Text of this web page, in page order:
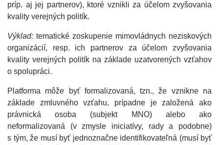
príp. aj jej partnerov), ktoré vznikli za účelom zvyšovania
kvality verejných politík.
Výklad: tematické zoskupenie mimovládnych neziskových
organizácií, resp. ich partnerov za účelom zvyšovania
kvality verejných politík na základe uzatvorených vzťahov
o spolupráci.
Platforma môže byť formalizovaná, tzn., že vznikne na
základe zmluvného vzťahu, prípadne je založená ako
právnická osoba (subjekt MNO) alebo ako
neformalizovaná (v zmysle iniciatívy, rady a podobne)
s tým, že musí byť jednoznačne identifikovateľná (musí byť